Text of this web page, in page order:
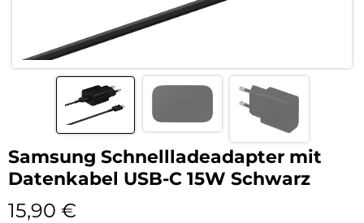
Samsung Schnellladeadapter mit
Datenkabel USB-C 15W Schwarz
15,90 €